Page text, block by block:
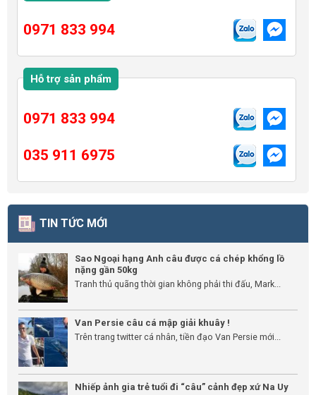
0971 833 994
Hỗ trợ sản phẩm
0971 833 994
035 911 6975
TIN TỨC MỚI
Sao Ngoại hạng Anh câu được cá chép khổng lồ
nặng gần 50kg
Tranh thủ quãng thời gian không phải thi đấu, Mark...
Van Persie câu cá mập giải khuây !
Trên trang twitter cá nhân, tiền đạo Van Persie mới...
Nhiếp ảnh gia trẻ tuổi đi “câu” cảnh đẹp xứ Na Uy